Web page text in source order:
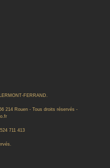
FERRAND.
214 Rouen - Tous droits réservés -
711 413